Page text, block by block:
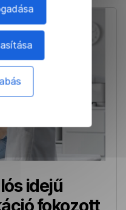
idejű